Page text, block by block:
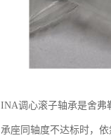
INA调心滚子轴承是舍弗
承座同轴度不达标时，